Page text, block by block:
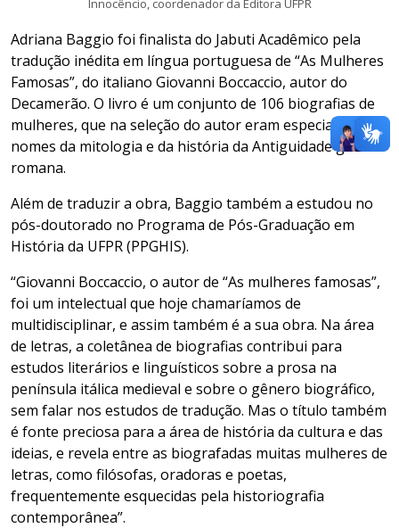
Adriana Baggio foi finalista do Jabuti Acadêmico pela
tradução inédita em língua portuguesa de “As Mulheres
Famosas”, do italiano Giovanni Boccaccio, autor do
Decamerão. O livro é um conjunto de 106 biografias de
mulheres, que na seleção do autor eram especialmente
nomes da mitologia e da história da Antiguidade greco-
romana.
Além de traduzir a obra, Baggio também a estudou no
pós-doutorado no Programa de Pós-Graduação em
História da UFPR (PPGHIS).
“Giovanni Boccaccio, o autor de “As mulheres famosas”,
foi um intelectual que hoje chamaríamos de
multidisciplinar, e assim também é a sua obra. Na área
de letras, a coletânea de biografias contribui para
estudos literários e linguísticos sobre a prosa na
península itálica medieval e sobre o gênero biográfico,
sem falar nos estudos de tradução. Mas o título também
é fonte preciosa para a área de história da cultura e das
ideias, e revela entre as biografadas muitas mulheres de
letras, como filósofas, oradoras e poetas,
frequentemente esquecidas pela historiografia
contemporânea”.